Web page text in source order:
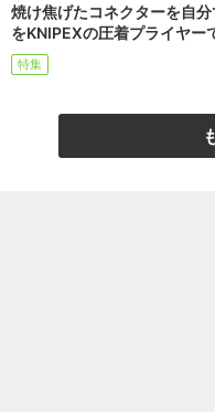
焼け焦げたコネクターを自
をKNIPEXの圧着プライヤー
特集